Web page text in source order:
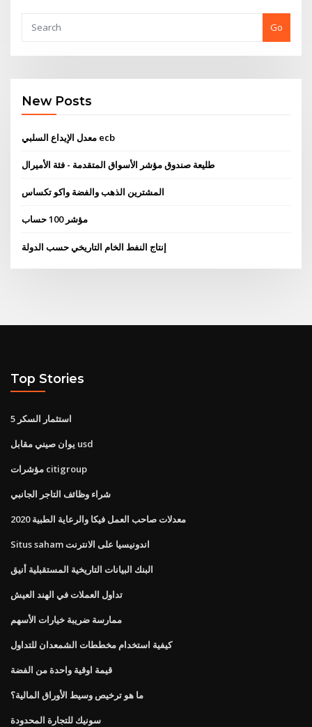
Go
New Posts
معدل الإيداع السلبي ecb
طليعة صندوق مؤشر الأسواق المتقدمة - فئة الأميرال
المشترين الذهب والفضة واكو تكساس
مؤشر 100 حساب
إنتاج النفط الخام التاريخي حسب الدولة
Top Stories
استثمار السكر 5
يوان صيني مقابل usd
مؤشرات citigroup
شراء وظائف التاجر الجانبي
معدلات صاحب العمل فيكا والرعاية الطبية 2020
Situs saham اندونيسيا على الانترنت
البنك البيانات التاريخية المستقبلية أنيق
تداول العملات في الهند العيش
ممارسة ضريبة خيارات الأسهم
كيفية استخدام مخططات الشمعدان للتداول
قيمة اوقية واحدة من الفضة
ما هو ترخيص وسيط الأوراق المالية؟
سونيك للتجارة المحدودة